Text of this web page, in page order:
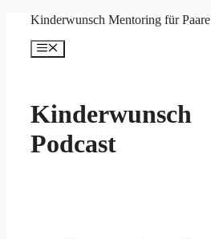
springen
Kinderwunsch Mentoring für Paare
Menü
Kinderwunsch
Podcast